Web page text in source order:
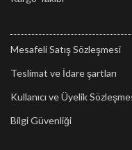
Mesafeli Satış Sözleşmesi
Teslimat ve İdare şartları
Kullanıcı ve Üyelik
Bilgi Güvenliği